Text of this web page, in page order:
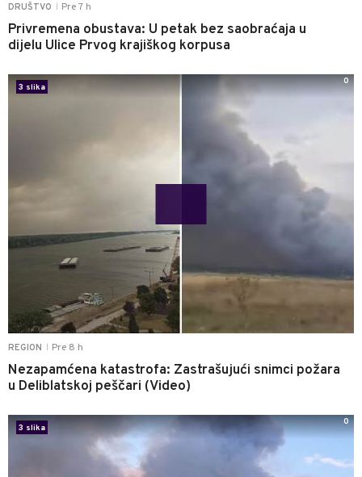
DRUŠTVO Pre 7 h
Privremena obustava: U petak bez saobraćaja u
dijelu Ulice Prvog krajiškog korpusa
REGION Pre 8 h
Nezapamćena katastrofa: Zastrašujući snimci požara
u Deliblatskoj peščari (Video)
3 slika
0
3 slika
0